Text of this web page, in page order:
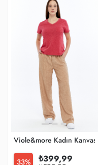
Viole&more Kadın
33% ₺399,99